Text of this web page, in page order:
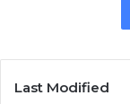
Last Modified